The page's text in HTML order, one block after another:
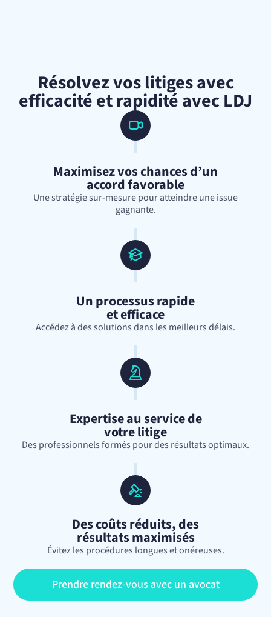
Résolvez vos litiges avec
efficacité et rapidité avec LDJ
Maximisez vos chances d’un
accord favorable
Une stratégie sur-mesure pour atteindre une issue
gagnante.
Un processus rapide
et efficace
Accédez à des solutions dans les meilleurs délais.
Expertise au service de
votre litige
Des professionnels formés pour des résultats optimaux.
Des coûts réduits, des
résultats maximisés
Évitez les procédures longues et onéreuses.
Prendre rendez-vous avec un avocat